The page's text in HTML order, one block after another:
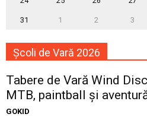
31 1 2 3
Școli de Vară 2026
Tabere de Vară Wind
MTB, paintball și
GOKID